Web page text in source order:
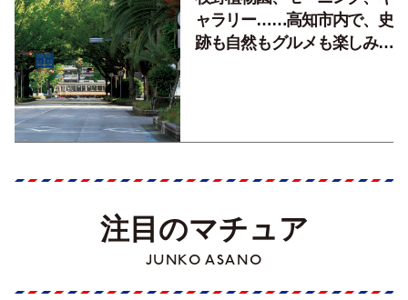
ャラリー……高知市内で、史
跡も自然もグルメも楽しみ尽
注目のマチュア
JUNKO ASANO